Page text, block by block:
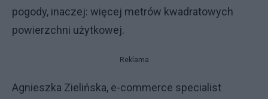
pogody, inaczej: więcej metrów kwadratowych
powierzchni użytkowej.
Reklama
Agnieszka Zielińska, e-commerce specialist